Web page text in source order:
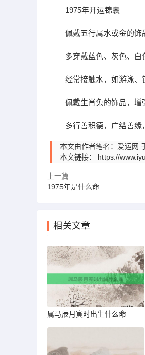
1975年开运锦囊
佩戴五行属水或金的饰
多穿戴蓝色、灰色、白
经常接触水，如游泳、
佩戴生肖兔的饰品，增
多行善积德，广结善缘
本文由作者笔名：爱运网
本文链接： https://
上一篇
1975年是什么命
相关文章
属马辰月寅时出生什么命